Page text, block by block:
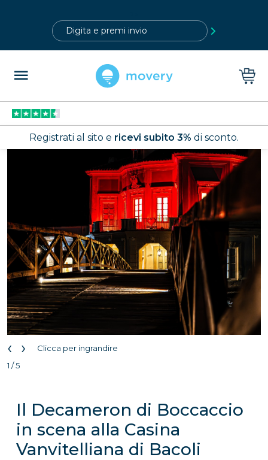
Registrati al sito e ricevi subito 3% di sconto.
‹ ›
Clicca per ingrandire
1 / 5
Il Decameron di Boccaccio
in scena alla Casina
Vanvitelliana di Bacoli